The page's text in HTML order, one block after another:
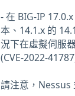
- 在 BIG-IP
本、14.1.x 的
況下在虛擬伺服
(CVE-2022-
請注意，Nessus